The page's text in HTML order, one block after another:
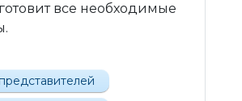
все необходимые